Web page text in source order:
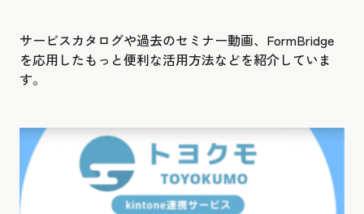
サービスカタログや過去のセミナー動画、FormBridge
を応用したもっと便利な活用方法などを紹介していま
す。